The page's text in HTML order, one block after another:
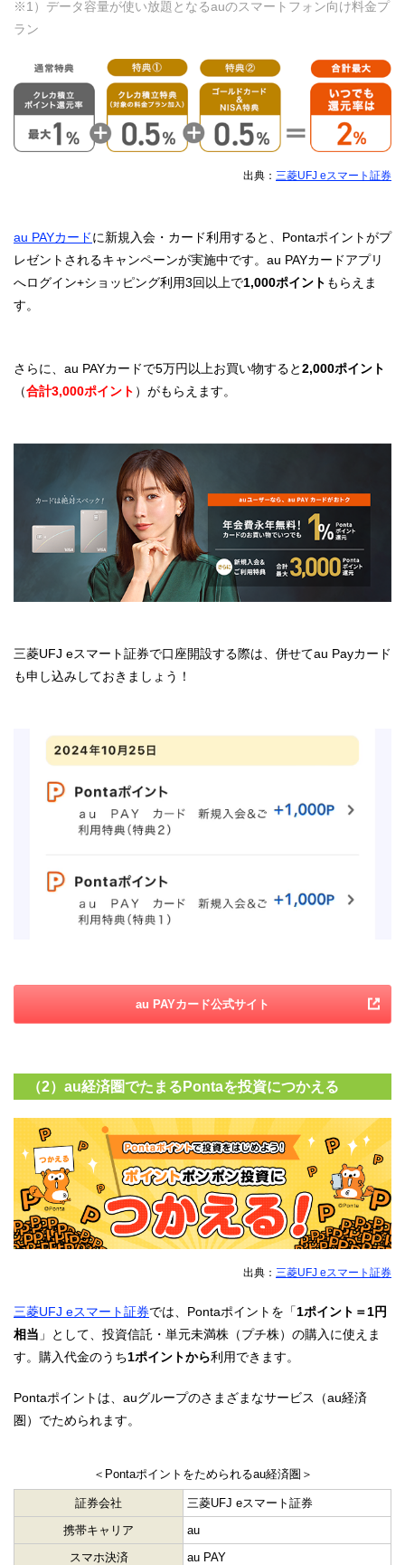
※1）データ容量が使い放題となるauのスマートフォン向け料金プ
ラン
出典： 三菱UFJ eスマート証券
au PAYカードに新規入会・カード利用すると、Pontaポイントがプ
レゼントされるキャンペーンが実施中です。au PAYカードアプリ
へログイン+ショッピング利用3回以上で1,000ポイント もらえま
す。
さらに、au PAYカードで5万円以上お買い物すると2,000ポイント
（合計3,000ポイント ）がもらえます。
三菱UFJ eスマート証券で口座開設する際は、併せてau Payカード
も申し込みしておきましょう！
au PAYカード公式サイト
（2）au経済圏でたまるPontaを投資につかえる
出典： 三菱UFJ eスマート証券
三菱UFJ eスマート証券では、Pontaポイントを「1ポイント＝1円
相当 」として、投資信託・単元未満株（プチ株）の購入に使えま
す。購入代金のうち1ポイントから利用できます。
Pontaポイントは、auグループのさまざまなサービス（au経済
圏）でためられます。
＜Pontaポイントをためられるau経済圏＞
証券会社
三菱UFJ eスマート証券
携帯キャリア
au
スマホ決済
au PAY